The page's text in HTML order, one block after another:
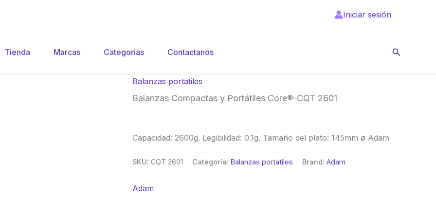
Iniciar sesión
Tienda Marcas Categorias Contactanos Buscar
Balanzas portatiles
Balanzas Compactas y Portátiles Core®-CQT 2601
Capacidad: 2600g. Legibilidad: 0.1g. Tamaño del plato: 145mm ø Adam
SKU: CQT 2601 Categoría: Balanzas portatiles Brand: Adam
Adam